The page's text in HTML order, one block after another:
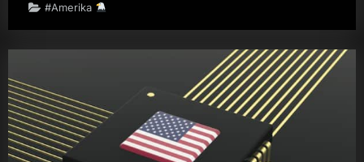
#Amerika